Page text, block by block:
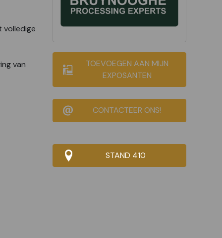
TOEVOEGEN AAN MIJN
EXPOSANTEN
CONTACTEER ONS!
STAND 410
van